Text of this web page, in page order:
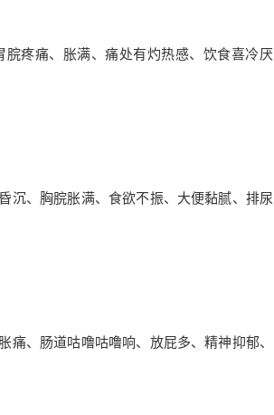
疼痛、胀满、痛处有灼热感、饮食喜冷厌
沉、胸脘胀满、食欲不振、大便黏腻、排尿
、肠道咕噜咕噜响、放屁多、精神抑郁、